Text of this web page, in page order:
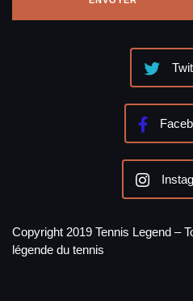
Copyright 2019 Tennis Legend –
légende du tennis